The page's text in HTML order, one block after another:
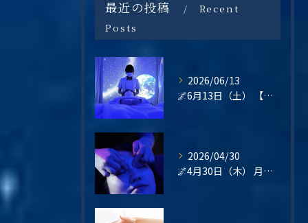
最近の投稿
Recent
Posts
2026/06/13
🌌6月13日（土） 【梅雨の不調・不眠・眼精疲労に。星空の癒し空間で心と頭をリセットしませんか？】
2026/04/30
🌌4月30日（木） 月末の疲れは、“その日のうちに整える”という選択を🌿